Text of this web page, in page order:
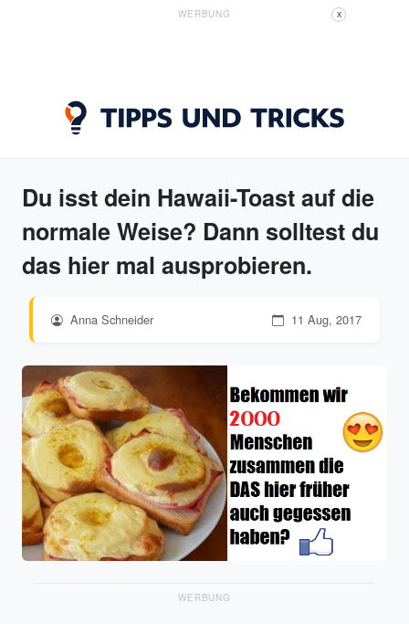
WERBUNG X
Du isst dein Hawaii-Toast auf die
normale Weise? Dann solltest du
das hier mal ausprobieren.
Anna Schneider 11 Aug, 2017
WERBUNG